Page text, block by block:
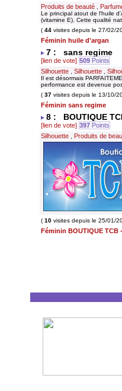
Produits de beauté
Le principal atout de l'huile
(vitamine E). Cette qualité
( 44 visites depuis le 27/02/
Féminin huile d'argan
7 : sans regime
[lien de vote] 509 Points
Silhouette
Silhouette
Il est désormais
performance est devenue
( 37 visites depuis le 13/10/
Féminin sans regime
8 : BOUTIQUE
[lien de vote] 397 Points
Silhouette
Produits de
( 10 visites depuis le 25/01/
Féminin BOUTIQUE TCB